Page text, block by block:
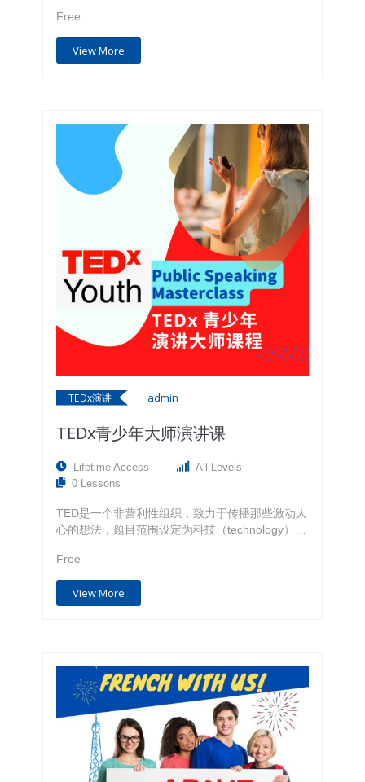
营是由美国约翰霍普金斯大学（2022年U.S.News
排名第9，2023年QS世界大学排名第24）于1979
年设立的研究机构，又称美国天才少年中心，是全
美历史最悠久、最权威的天才教育研究机构之一，
励和支持学生的长期探索和钻研活动，天才营通过
有难度的课程及活动来促进天才儿童的智力挑战和
身心成长，使得这些天才少年最终真正成长为各个
社会领域范围内的未来世界领袖。自创办以来全球
有近150,000名CTY校友，CTY的校友包括
Facebook创始人扎克伯格、Google创始人谢尔盖·
布林、国际流行音乐巨星Lady Gaga，以及全球政
治、科学等各界的精英人物。CTY是成绩优异并有
特长的孩子发掘和展示自己才能最好的舞台，也是
孩子开启世界名校的一把金钥匙，这里不仅培养了
众多未来各界精英，也走出了众多被哈佛、耶鲁等
顶尖名校录取的优秀学子，CTY也因此被誉为“常
青藤名校的摇篮”。 说起美国的 天才营的起源，
大概就是—— 为了满足一些智力和创造力超前孩
子的发展需求，避免普通教学方式和进度对天才儿
童所造成的阻碍，美国的教育部专门开办了天才和
资优教育计划'（Gifted and Talented…
Free
View More
TEDx演讲 admin
TEDx青少年大师演讲课
Lifetime Access
All Levels
0 Lessons
TED是一个非营利性组织，致力于传播那些激动人
心的想法，题目范围设定为科技（technology），
因此得名TED。TED的使命是分享并推广有价值有
意义的创意灵感，而这些灵感的使者从没有让人失
望。尽管90%以上的演讲者并非家喻户晓，但他们
用极具影响力的内容，生动活泼的表达方式以及巧
似于TED的经历和体验。在TEDx活动中，演讲的
视频和现场演讲者相结合激发出更深层次的讨论和
小组内更紧密的联系。 能让TED风靡全球的根本
动力是能使孩子将赢在未来，就其原因总结下来有
如下四点： -组织形态：TED规范的准则授权下的
全球各地独立TEDx组织 -内容为王：演讲者对多学
科、跨界及前沿领域有深入的研究，且有创新的想
Free
View More